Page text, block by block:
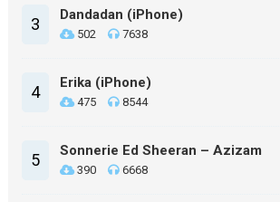
3 Dandadan (iPhone)
502 7638
4 Erika (iPhone)
475 8544
5 Sonnerie Ed Sheeran – Azizam
390 6668